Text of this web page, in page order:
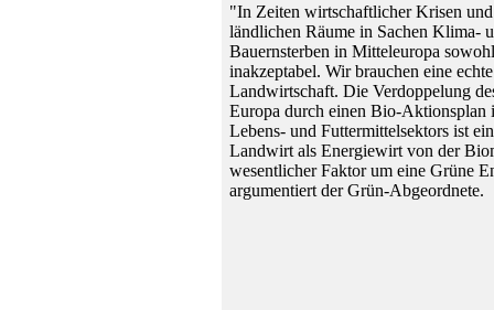
"In Zeiten wirtschaftlicher Krisen
ländlichen Räume in Sachen Klima-
Bauernsterben in Mitteleuropa
inakzeptabel. Wir brauchen eine
Landwirtschaft. Die Verdoppelung
Europa durch einen Bio-Aktionsplan
Lebens- und Futtermittelsektors ist
Landwirt als Energiewirt von der
wesentlicher Faktor um eine Grüne
argumentiert der Grün-Abgeordnete.